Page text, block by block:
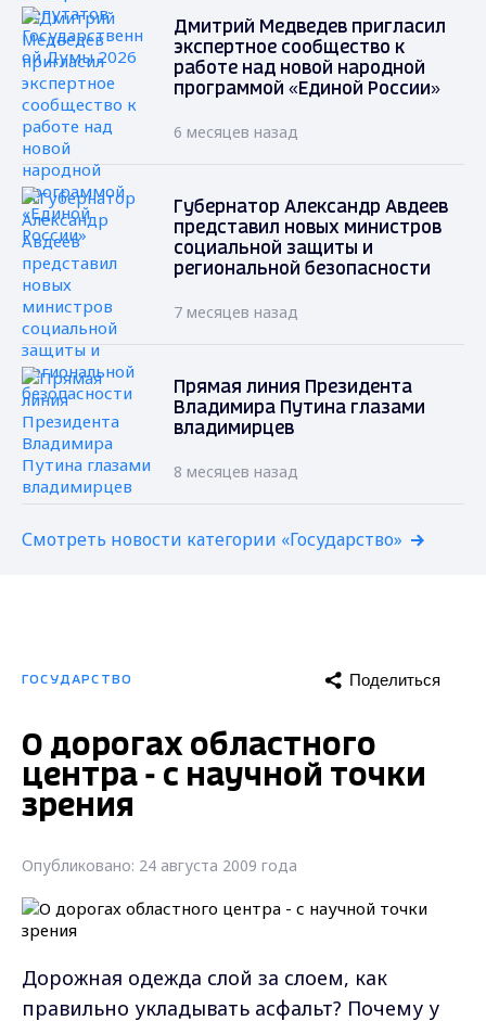
Дмитрий Медведев пригласил
экспертное сообщество к
работе над новой народной
программой «Единой России»
6 месяцев назад
Губернатор Александр Авдеев
представил новых министров
социальной защиты и
региональной безопасности
7 месяцев назад
Прямая линия Президента
Владимира Путина глазами
владимирцев
8 месяцев назад
Смотреть новости категории «Государство»
ГОСУДАРСТВО Поделиться
О дорогах областного
центра - с научной точки
зрения
Опубликовано: 24 августа 2009 года
Дорожная одежда слой за слоем, как
правильно укладывать асфальт? Почему у